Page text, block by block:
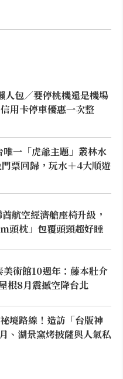
包／要停桃機還是機場
用卡停車優惠一次整
唯一「虎爺主題」叢林水
票回歸，玩水＋4大順遊
航空經濟艙座椅升級，
頭枕」包覆頭頸超好睡
術館10週年：藤本壯介
根8月震撼空降台北
境路線！造訪「台版神
、湖景窯烤披薩與人氣私